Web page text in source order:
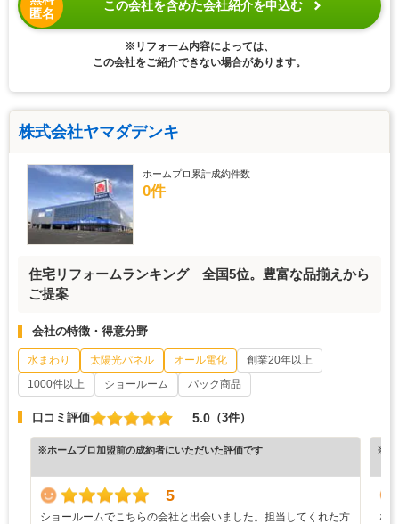
匿名
この会社を含めた会社紹介を申込む
※リフォーム内容によっては、
この会社をご紹介できない場合があります。
株式会社ヤマダデンキ
ホームプロ累計成約件数
0件
住宅リフォームランキング 全国5位。豊富な品揃えから
ご提案
会社の特徴・得意分野
水まわり 太陽光パネル オール電化
創業20年以上
1000件以上
ショールーム パック商品
口コミ評価 5.0 （3件）
※ホームプロ加盟前の成約者にいただいた評価です
5
ショールームでこちらの会社と出会いました。担当してくれた方
※ホ
な